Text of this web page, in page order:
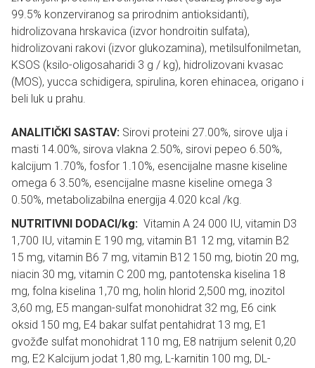
99.5% konzerviranog sa prirodnim antioksidanti),
hidrolizovana hrskavica (izvor hondroitin sulfata),
hidrolizovani rakovi (izvor glukozamina), metilsulfonilmetan,
KSOS (ksilo-oligosaharidi 3 g / kg), hidrolizovani kvasac
(MOS), yucca schidigera, spirulina, koren ehinacea, origano i
beli luk u prahu.
ANALITIČKI SASTAV: Sirovi proteini 27.00%, sirove ulja i
masti 14.00%, sirova vlakna 2.50%, sirovi pepeo 6.50%,
kalcijum 1.70%, fosfor 1.10%, esencijalne masne kiseline
omega 6 3.50%, esencijalne masne kiseline omega 3
0.50%, metabolizabilna energija 4.020 kcal /kg.
NUTRITIVNI DODACI/kg: Vitamin A 24 000 IU, vitamin D3
1,700 IU, vitamin E 190 mg, vitamin B1 12 mg, vitamin B2
15 mg, vitamin B6 7 mg, vitamin B12 150 mg, biotin 20 mg,
niacin 30 mg, vitamin C 200 mg, pantotenska kiselina 18
mg, folna kiselina 1,70 mg, holin hlorid 2,500 mg, inozitol
3,60 mg, E5 mangan-sulfat monohidrat 32 mg, E6 cink
oksid 150 mg, E4 bakar sulfat pentahidrat 13 mg, E1
gvožđe sulfat monohidrat 110 mg, E8 natrijum selenit 0,20
mg, E2 Kalcijum jodat 1,80 mg, L-karnitin 100 mg, DL-